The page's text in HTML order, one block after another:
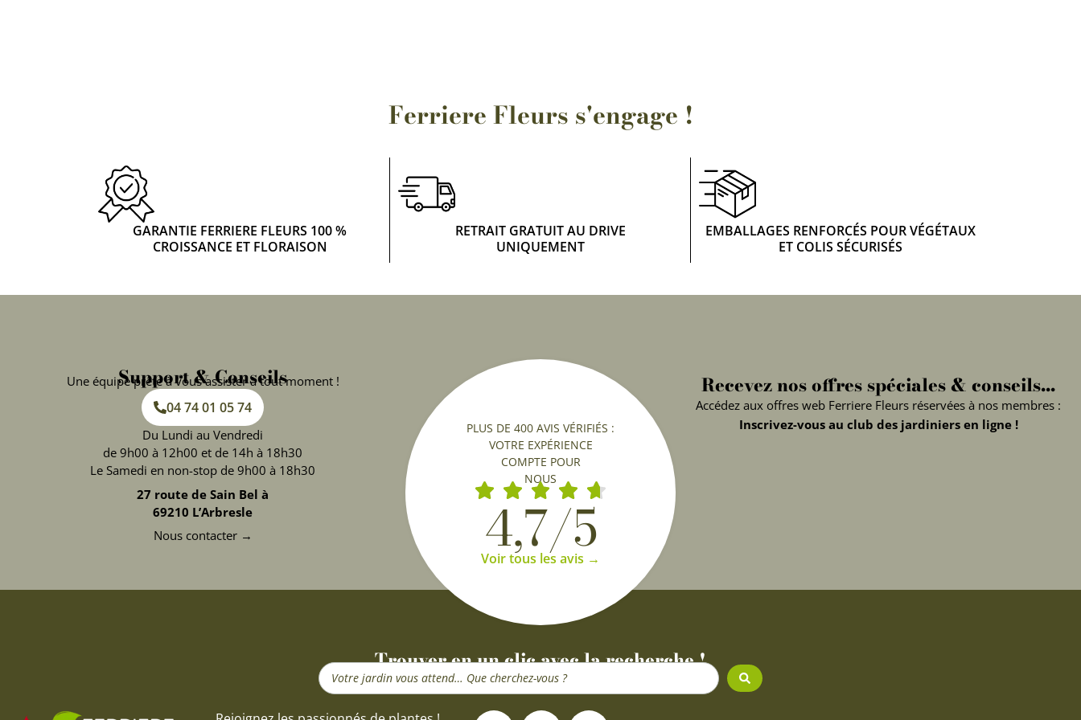
Bulbes du Potager
Ferriere Fleurs s'engage !
GARANTIE FERRIERE FLEURS 100 %
CROISSANCE ET FLORAISON
RETRAIT GRATUIT AU DRIVE
UNIQUEMENT
EMBALLAGES RENFORCÉS POUR VÉGÉTAUX
ET COLIS SÉCURISÉS
Support & Conseils
Une équipe prête à vous assister à tout moment !
04 74 01 05 74
Du Lundi au Vendredi
de 9h00 à 12h00 et de 14h à 18h30
Le Samedi en non-stop de 9h00 à 18h30
27 route de Sain Bel à
69210 L’Arbresle
Nous contacter →
PLUS DE 400 AVIS VÉRIFIÉS :
VOTRE EXPÉRIENCE
COMPTE POUR
NOUS
4,7/5
Voir tous les avis →
Recevez nos offres spéciales & conseils...
Accédez aux offres web Ferriere Fleurs réservées à nos membres :
Inscrivez-vous au club des jardiniers en ligne !
Trouver en un clic avec la recherche !
Search
...